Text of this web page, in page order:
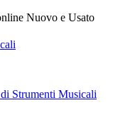
Nuovo e Usato